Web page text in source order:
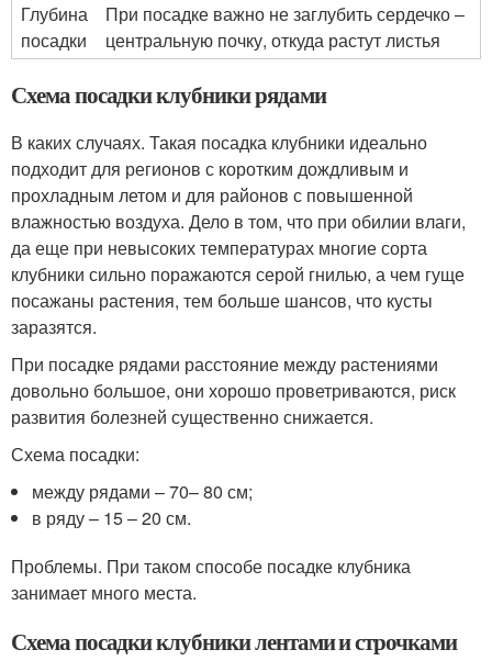
Глубина
посадки
При посадке важно не заглубить сердечко –
центральную почку, откуда растут листья
Схема посадки клубники рядами
В каких случаях. Такая посадка клубники идеально
подходит для регионов с коротким дождливым и
прохладным летом и для районов с повышенной
влажностью воздуха. Дело в том, что при обилии влаги,
да еще при невысоких температурах многие сорта
клубники сильно поражаются серой гнилью, а чем гуще
посажаны растения, тем больше шансов, что кусты
заразятся.
При посадке рядами расстояние между растениями
довольно большое, они хорошо проветриваются, риск
развития болезней существенно снижается.
Схема посадки:
между рядами – 70– 80 см;
в ряду – 15 – 20 см.
Проблемы. При таком способе посадке клубника
занимает много места.
Схема посадки клубники лентами и строчками